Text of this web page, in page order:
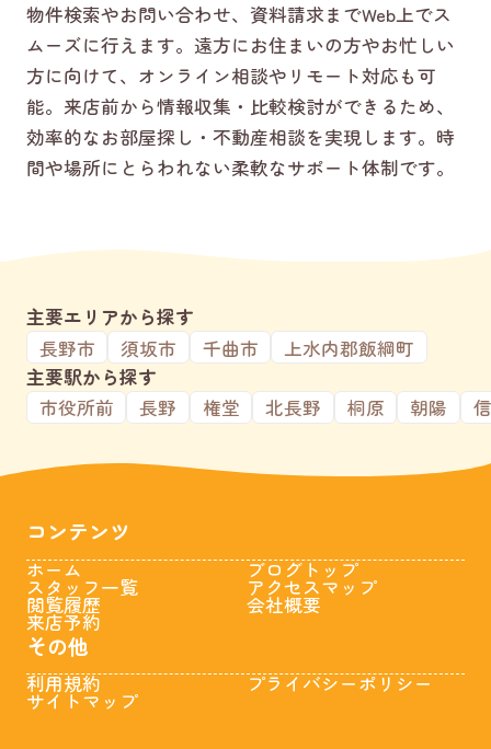
物件検索やお問い合わせ、資料請求までWeb上でス
ムーズに行えます。遠方にお住まいの方やお忙しい
方に向けて、オンライン相談やリモート対応も可
能。来店前から情報収集・比較検討ができるため、
効率的なお部屋探し・不動産相談を実現します。時
間や場所にとらわれない柔軟なサポート体制です。
主要エリアから探す
長野市
須坂市 千曲市
上水内郡飯綱町
主要駅から探す
市役所前
長野 権堂 北長野 桐原 朝陽
コンテンツ
ホーム
スタッフ一覧
閲覧履歴
来店予約
ブログトップ
アクセスマップ
会社概要
その他
利用規約
サイトマップ
プライバシーポリシー